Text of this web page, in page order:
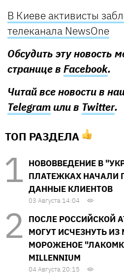
В Киеве активисты
телеканала NewsOne
Обсудить эту новость
странице в Facebook.
Читай все новости в
Telegramили в Twitter.
ТОП РАЗДЕЛА
НОВОВВЕДЕНИЕ В
ПЛАТЕЖКАХ НАЧАЛИ
ДАННЫЕ КЛИЕНТОВ
03 Августа 14:04
ПОСЛЕ РОССИЙСКОЙ
МОГУТ ИСЧЕЗНУТЬ ИЗ
МОРОЖЕНОЕ
MILLENNIUM
04 Августа 20:15